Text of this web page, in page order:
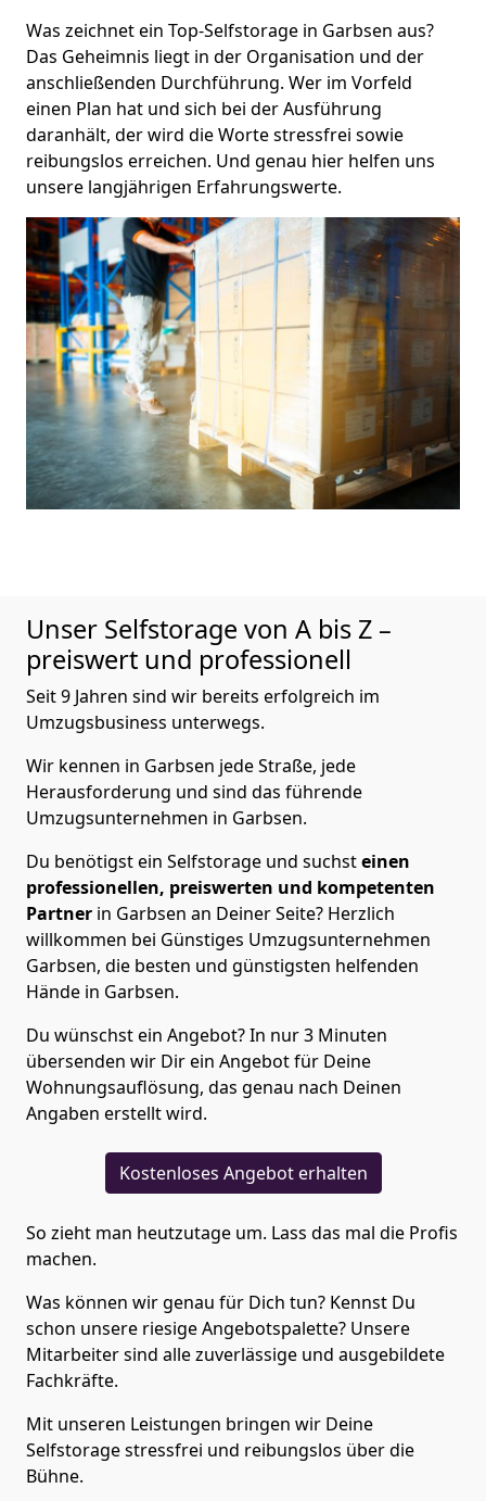
Was zeichnet ein Top-Selfstorage in Garbsen aus?
Das Geheimnis liegt in der Organisation und der
anschließenden Durchführung. Wer im Vorfeld
einen Plan hat und sich bei der Ausführung
daranhält, der wird die Worte stressfrei sowie
reibungslos erreichen. Und genau hier helfen uns
unsere langjährigen Erfahrungswerte.
Unser Selfstorage von A bis Z –
preiswert und professionell
Seit 9 Jahren sind wir bereits erfolgreich im
Umzugsbusiness unterwegs.
Wir kennen in Garbsen jede Straße, jede
Herausforderung und sind das führende
Umzugsunternehmen in Garbsen.
Du benötigst ein Selfstorage und suchsteinen
professionellen, preiswerten und kompetenten
Partner in Garbsen an Deiner Seite? Herzlich
willkommen bei Günstiges Umzugsunternehmen
Garbsen, die besten und günstigsten helfenden
Hände in Garbsen.
Du wünschst ein Angebot? In nur 3 Minuten
übersenden wir Dir ein Angebot für Deine
Wohnungsauflösung, das genau nach Deinen
Angaben erstellt wird.
Kostenloses Angebot erhalten
So zieht man heutzutage um. Lass das mal die Profis
machen.
Was können wir genau für Dich tun? Kennst Du
schon unsere riesige Angebotspalette? Unsere
Mitarbeiter sind alle zuverlässige und ausgebildete
Fachkräfte.
Mit unseren Leistungen bringen wir Deine
Selfstorage stressfrei und reibungslos über die
Bühne.